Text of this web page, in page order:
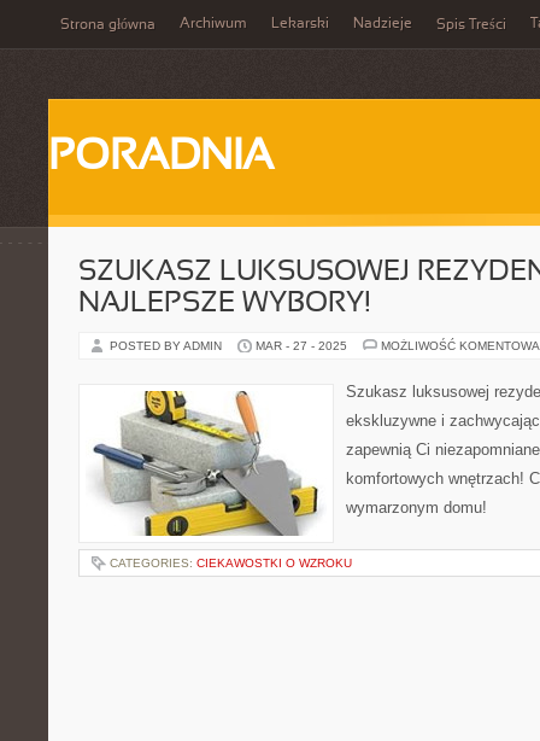
Strona główna Archiwum Lekarski Nadzieje Spis Treści
PORADNIA
SZUKASZ LUKSUSOWEJ
NAJLEPSZE WYBORY!
POSTED BY ADMIN MAR - 27 - 2025 MOŻLIWOŚĆ
Szukasz luksusowej
ekskluzywne i
zapewnią Ci
komfortowych wnętrzach!
wymarzonym domu!
CATEGORIES: CIEKAWOSTKI O WZROKU